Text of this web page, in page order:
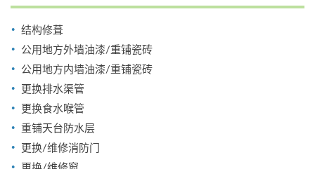
结构修葺
公用地方外墙油漆/重铺瓷砖
公用地方内墙油漆/重铺瓷砖
更换排水渠管
更换食水喉管
重铺天台防水层
更换/维修消防门